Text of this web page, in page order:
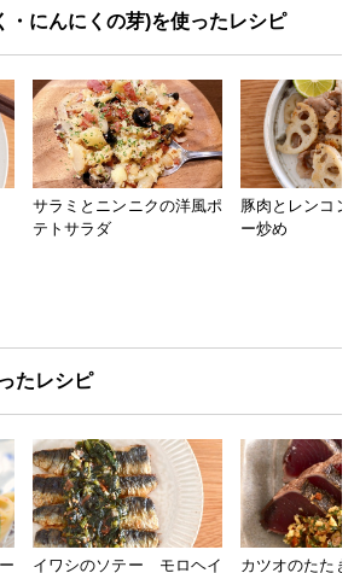
・にんにくの芽)を使ったレシピ
サラミとニンニクの洋風ポ
テトサラダ
豚肉とレンコ
ー炒め
たレシピ
イワシのソテー モロヘイ カツオのたた